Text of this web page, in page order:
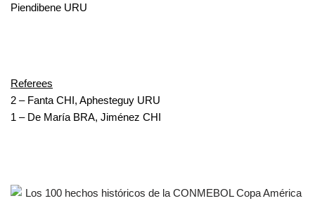
Piendibene URU
Referees
2 – Fanta CHI, Aphesteguy URU
1 – De María BRA, Jiménez CHI